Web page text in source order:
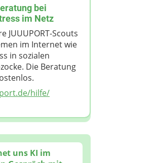
bei
im Netz
JUUUPORT-Scouts
im Internet wie
in sozialen
Die Beratung
​hilfe/​
uns KI im